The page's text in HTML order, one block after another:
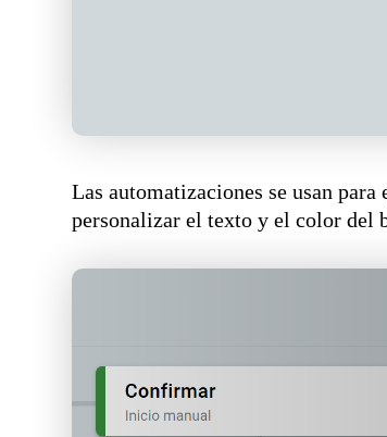
Las automatizaciones se usan
personalizar el texto y el color del